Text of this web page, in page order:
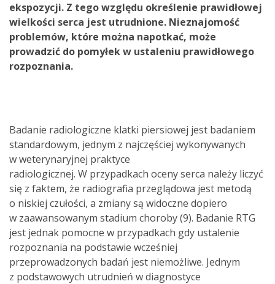
ekspozycji. Z tego względu określenie prawidłowej
wielkości serca jest utrudnione. Nieznajomość
problemów, które można napotkać, może
prowadzić do pomyłek w ustaleniu prawidłowego
rozpoznania.
Badanie radiologiczne klatki piersiowej jest badaniem
standardowym, jednym z najczęściej wykonywanych
w weterynaryjnej praktyce
radiologicznej. W przypadkach oceny serca należy liczyć
się z faktem, że radiografia przeglądowa jest metodą
o niskiej czułości, a zmiany są widoczne dopiero
w zaawansowanym stadium choroby (9). Badanie RTG
jest jednak pomocne w przypadkach gdy ustalenie
rozpoznania na podstawie wcześniej
przeprowadzonych badań jest niemożliwe. Jednym
z podstawowych utrudnień w diagnostyce